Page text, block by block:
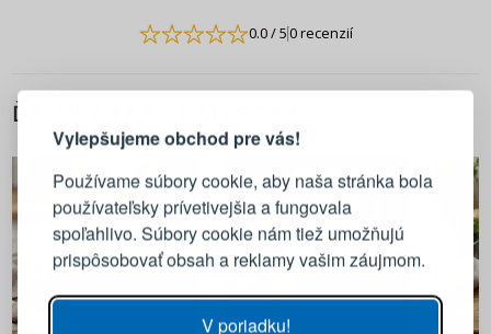
Vylepšujeme obchod pre vás!
Používame súbory cookie, aby naša stránka bola
používateľsky prívetivejšia a fungovala
spoľahlivo. Súbory cookie nám tiež umožňujú
prispôsobovať obsah a reklamy vašim záujmom.
V poriadku!
0.0/ 50 recenzií
ĎALŠIE Z TEJTO KATEGÓRIE
Prihláste sa k svojmu účtu